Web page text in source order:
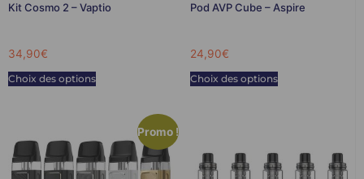
Kit Cosmo 2 – Vaptio
34,90€
Choix des options
Pod AVP Cube – Aspire
24,90€
Choix des options
Promo !